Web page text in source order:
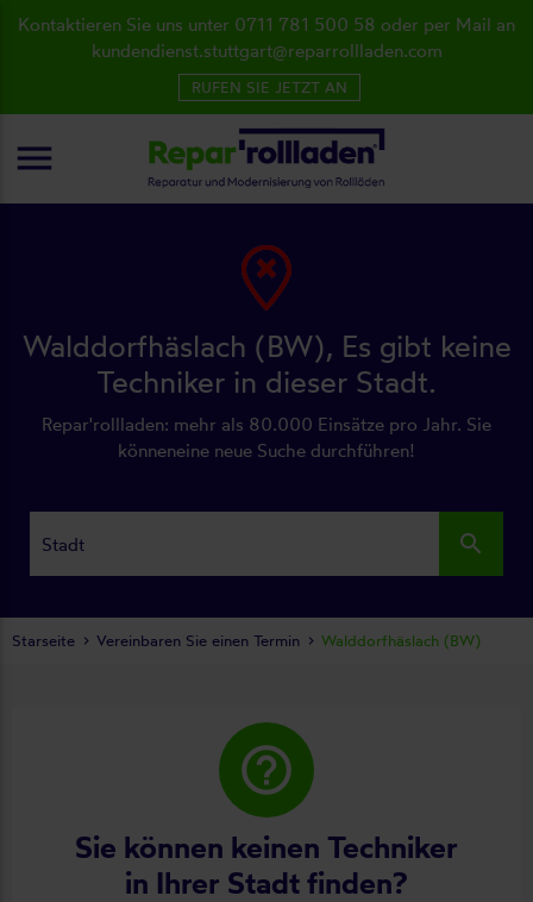
Walddorfhäslach (BW), Es gibt keine
Techniker in dieser Stadt.
Repar'rollladen: mehr als 80.000 Einsätze pro Jahr. Sie
könneneine neue Suche durchführen!
search
help_outline
Sie können keinen Techniker
in Ihrer Stadt finden?
Starseite Vereinbaren Sie einen Termin Walddorfhäslach (BW)
Kontaktieren Sie uns unter 0711 781 500 58 oder per Mail an
kundendienst.stuttgart@reparrollladen.com
RUFEN SIE JETZT AN
menu